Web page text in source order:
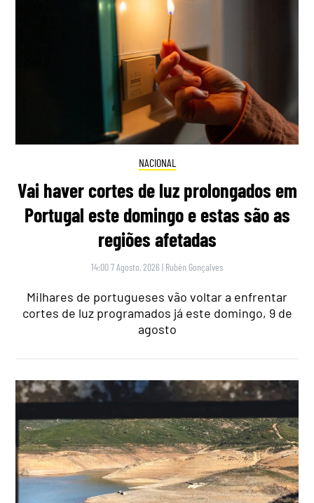
NACIONAL
Vai haver cortes de luz prolongados em
Portugal este domingo e estas são as
regiões afetadas
14:00 7 Agosto, 2026 | Rubén Gonçalves
Milhares de portugueses vão voltar a enfrentar
cortes de luz programados já este domingo, 9 de
agosto